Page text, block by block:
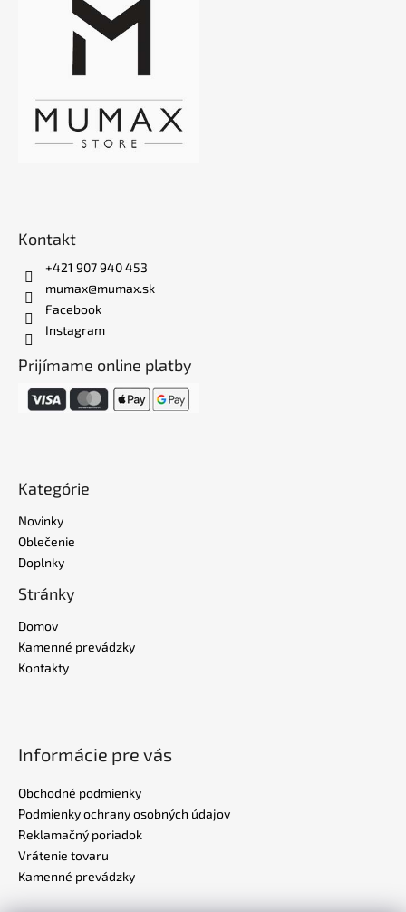
Kontakt
+421 907 940 453
mumax@mumax.sk
Facebook
Instagram
Prijímame online platby
Kategórie
Novinky
Oblečenie
Doplnky
Stránky
Domov
Kamenné prevádzky
Kontakty
Informácie pre vás
Obchodné podmienky
Podmienky ochrany osobných údajov
Reklamačný poriadok
Vrátenie tovaru
Kamenné prevádzky